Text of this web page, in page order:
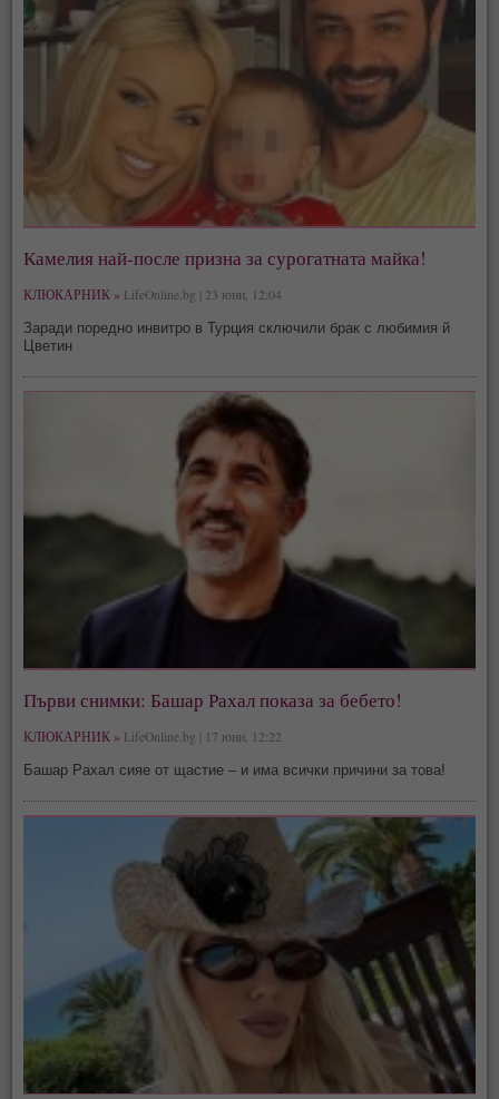
Камелия най-после призна за сурогатната майка!
КЛЮКАРНИК » LifeOnline.bg | 23 юни, 12:04
Заради поредно инвитро в Турция сключили брак с любимия й
Цветин
Първи снимки: Башар Рахал показа за бебето!
КЛЮКАРНИК » LifeOnline.bg | 17 юни, 12:22
Башар Рахал сияе от щастие – и има всички причини за това!